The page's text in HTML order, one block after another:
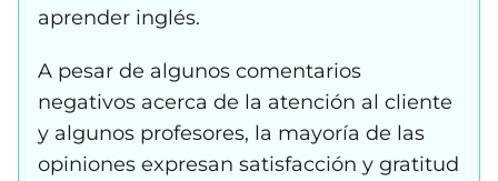
aprender inglés.
A pesar de algunos comentarios
negativos acerca de la atención al cliente
y algunos profesores, la mayoría de las
opiniones expresan satisfacción y gratitud